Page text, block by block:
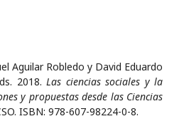
Aguilar Robledo y David Eduardo
2018. Las ciencias sociales y la
y propuestas desde las Ciencias
ISBN: 978-607-98224-0-8.